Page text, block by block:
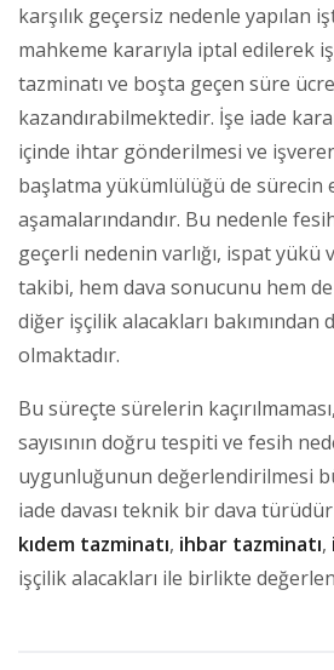
karşılık geçersiz nedenle yapılan
mahkeme kararıyla iptal edilerek
tazminatı ve boşta geçen süre
kazandırabilmektedir. İşe iade
içinde ihtar gönderilmesi ve
başlatma yükümlülüğü de sürecin
aşamalarındandır. Bu nedenle
geçerli nedenin varlığı, ispat
takibi, hem dava sonucunu hem de
diğer işçilik alacakları
olmaktadır.
Bu süreçte sürelerin
sayısının doğru tespiti ve fesih
uygunluğunun değerlendirilmesi
iade davası teknik bir dava
kıdem tazminatı, ihbar tazminatı,
işçilik alacakları ile birlikte